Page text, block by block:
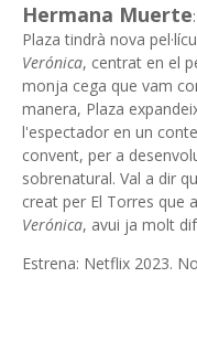
Hermana Muerte
Plaza tindrà nova
Verónica, centrat en el
monja cega que vam
manera, Plaza
l'espectador en un
convent, per a
sobrenatural. Val a dir
creat per El Torres que
Verónica, avui ja molt
Estrena: Netflix 2023.